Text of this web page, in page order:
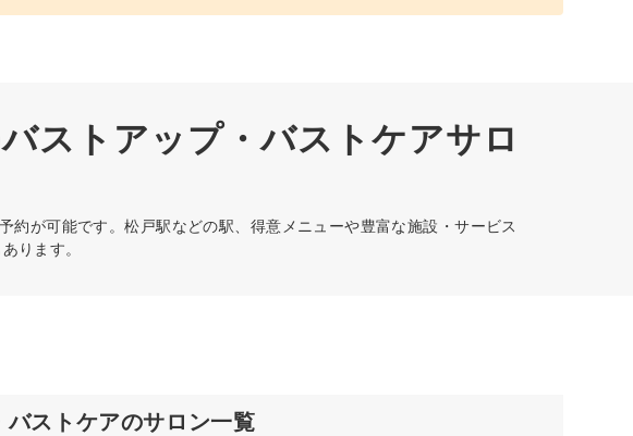
ストアップ・バストケアサロ
約が可能です。松戸駅などの駅、得意メニューや豊富な施設・サービス
ります。
ストケアのサロン一覧